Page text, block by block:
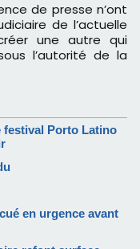
de presse n’ont
de l’actuelle
une autre qui
l’autorité de la
festival Porto Latino
en urgence avant